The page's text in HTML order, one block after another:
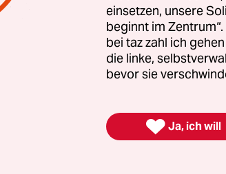
Allen voran der Deutsche
haben sich in der vom
Landwirtschaft auf
klima- und
vor allem die Tatsache, dass der
einsetzen, unsere
beginnt im
bei taz zahl ich
die linke,
bevor sie
 Ja, ich will